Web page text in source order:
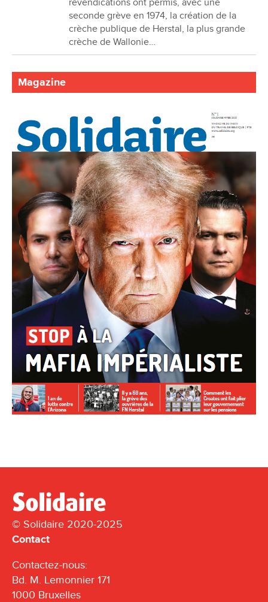
seconde grève en 1974, la création de la
crèche publique de Herstal, la plus grande
crèche de Wallonie…
Magazine
© Solidaire 2020-2025
Contact
Contactez-nous:
Bd. M. Lemonnier 171
1000 Bruxelles